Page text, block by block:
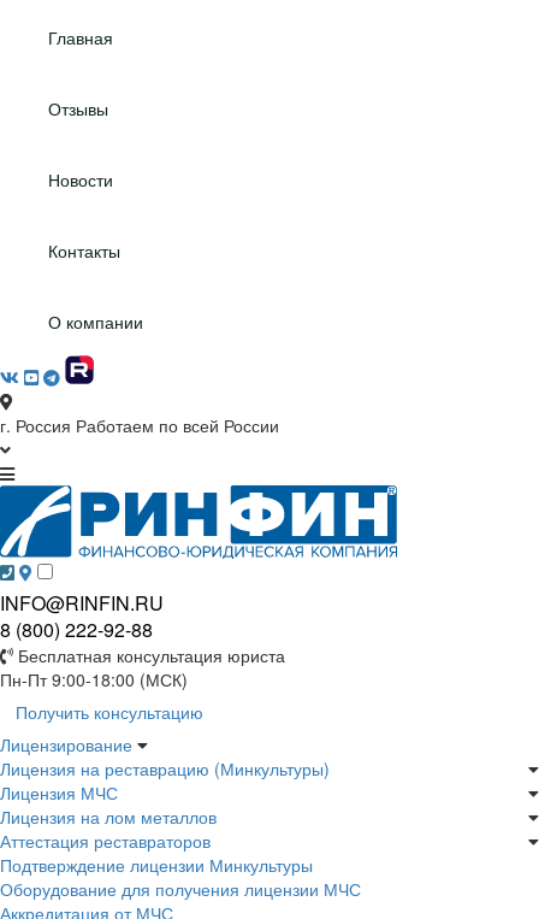
Главная
Отзывы
Новости
Контакты
О компании
г. Россия Работаем по всей России
INFO@RINFIN.RU
8 (800) 222-92-88
Бесплатная консультация юриста
Пн-Пт 9:00-18:00 (МСК)
Получить консультацию
Лицензирование
Лицензия на реставрацию (Минкультуры)
Лицензия МЧС
Лицензия на лом металлов
Аттестация реставраторов
Подтверждение лицензии Минкультуры
Оборудование для получения лицензии МЧС
Аккредитация от МЧС